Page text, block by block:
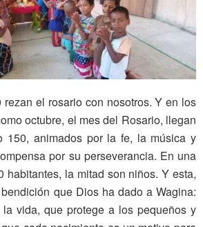
rezan el rosario con nosotros. Y en los
octubre, el mes del Rosario, llegan
150, animados por la fe, la música y
por su perseverancia. En una
habitantes, la mitad son niños. Y esta,
que Dios ha dado a Wagina:
vida, que protege a los pequeños y